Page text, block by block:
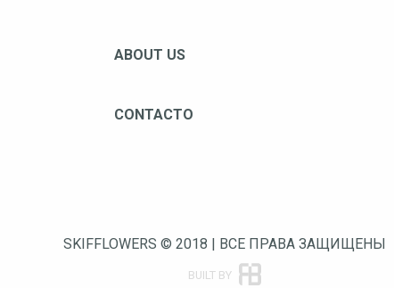
ABOUT US
CONTACTO
SKIFFLOWERS © 2018 | ВСЕ ПРАВА ЗАЩИЩЕНЫ
BUILT BY